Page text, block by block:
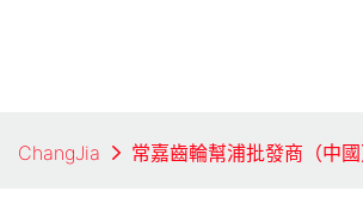
ChangJia 常嘉齒輪幫浦批發商（中國